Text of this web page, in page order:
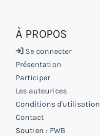
À PROPOS
Se connecter
Présentation
Participer
Les auteurices
Conditions d'utilisation
Contact
Soutien : FWB